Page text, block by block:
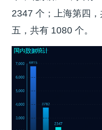
2347 个；上海第四
五，共有 1080 个。